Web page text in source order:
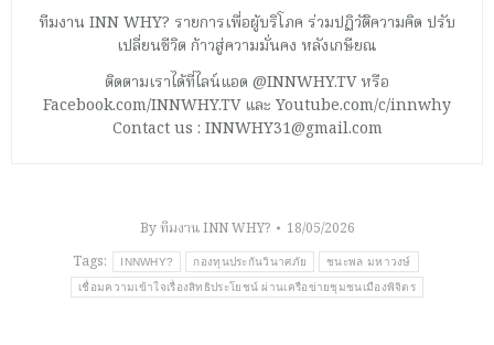
ทีมงาน INN WHY? รายการเพื่อผู้บริโภค ร่วมปฏิวัติความคิด ปรับ
เปลี่ยนชีวิต ก้าวสู่ความมั่นคง หลังเกษียณ
ติดตามเราได้ที่ไลน์แอด @INNWHY.TV หรือ
Facebook.com/INNWHY.TV และ Youtube.com/c/innwhy
Contact us : INNWHY31@gmail.com
Byทีมงาน INN WHY?
18/05/2026
Tags:
INNWHY? กองทุนประกันวินาศภัย ชนะพล มหาวงษ์
เชื่อมความเข้าใจเรื่องสิทธิประโยชน์ ผ่านเครือข่ายชุมชนเมืองพิจิตร